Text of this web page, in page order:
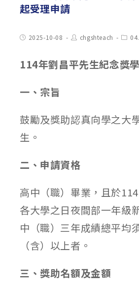
起受理申請
Post2025-10-08
Post
author:
chgshteach
Post
114年劉昌平先生紀念獎
一、宗旨
鼓勵及獎助認真向學之大
生。
二、申請資格
高中（職）畢業，且於
各大學之日夜間部一年級
中（職）三年成績總平均
（含）以上者。
三、獎助名額及金額